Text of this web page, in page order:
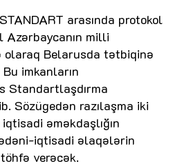
arasında protokol
Azərbaycanın milli
olaraq Belarusda tətbiqinə
imkanların
Standartlaşdırma
Sözügedən razılaşma iki
iqtisadi əməkdaşlığın
iqtisadi əlaqələrin
verəcək.